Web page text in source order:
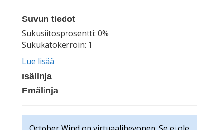
Suvun tiedot
Sukusiitosprosentti: 0%
Sukukatokerroin: 1
Lue lisää
Isälinja
Emälinja